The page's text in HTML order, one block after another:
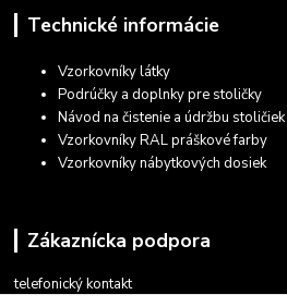
Technické informácie
Vzorkovníky látky
Podrúčky a doplnky pre stoličky
Návod na čistenie a údržbu stoličiek
Vzorkovníky RAL práškové farby
Vzorkovníky nábytkových dosiek
Zákaznícka podpora
telefonický kontakt